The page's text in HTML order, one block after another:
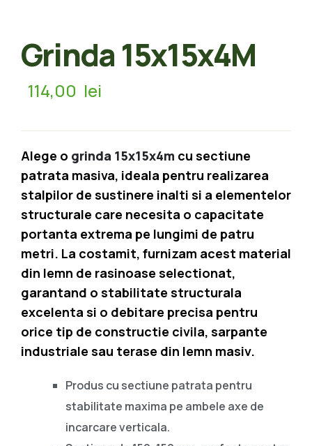
Grinda 15x15x4M
114,00 lei
Alege o grinda 15x15x4m cu sectiune
patrata masiva, ideala pentru realizarea
stalpilor de sustinere inalti si a elementelor
structurale care necesita o capacitate
portanta extrema pe lungimi de patru
metri. La costamit, furnizam acest material
din lemn de rasinoase selectionat,
garantand o stabilitate structurala
excelenta si o debitare precisa pentru
orice tip de constructie civila, sarpante
industriale sau terase din lemn masiv.
Produs cu sectiune patrata pentru
stabilitate maxima pe ambele axe de
incarcare verticala.